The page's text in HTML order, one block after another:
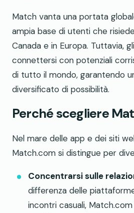
Match vanta una portata
ampia base di utenti che
Canada e in Europa. Tuttavia,
connettersi con potenziali
di tutto il mondo, garantendo
diversificato di possibilità.
Perché scegliere
Nel mare delle app e dei siti
Match.com si distingue per
Concentrarsi sulle
differenza delle
incontri casuali,